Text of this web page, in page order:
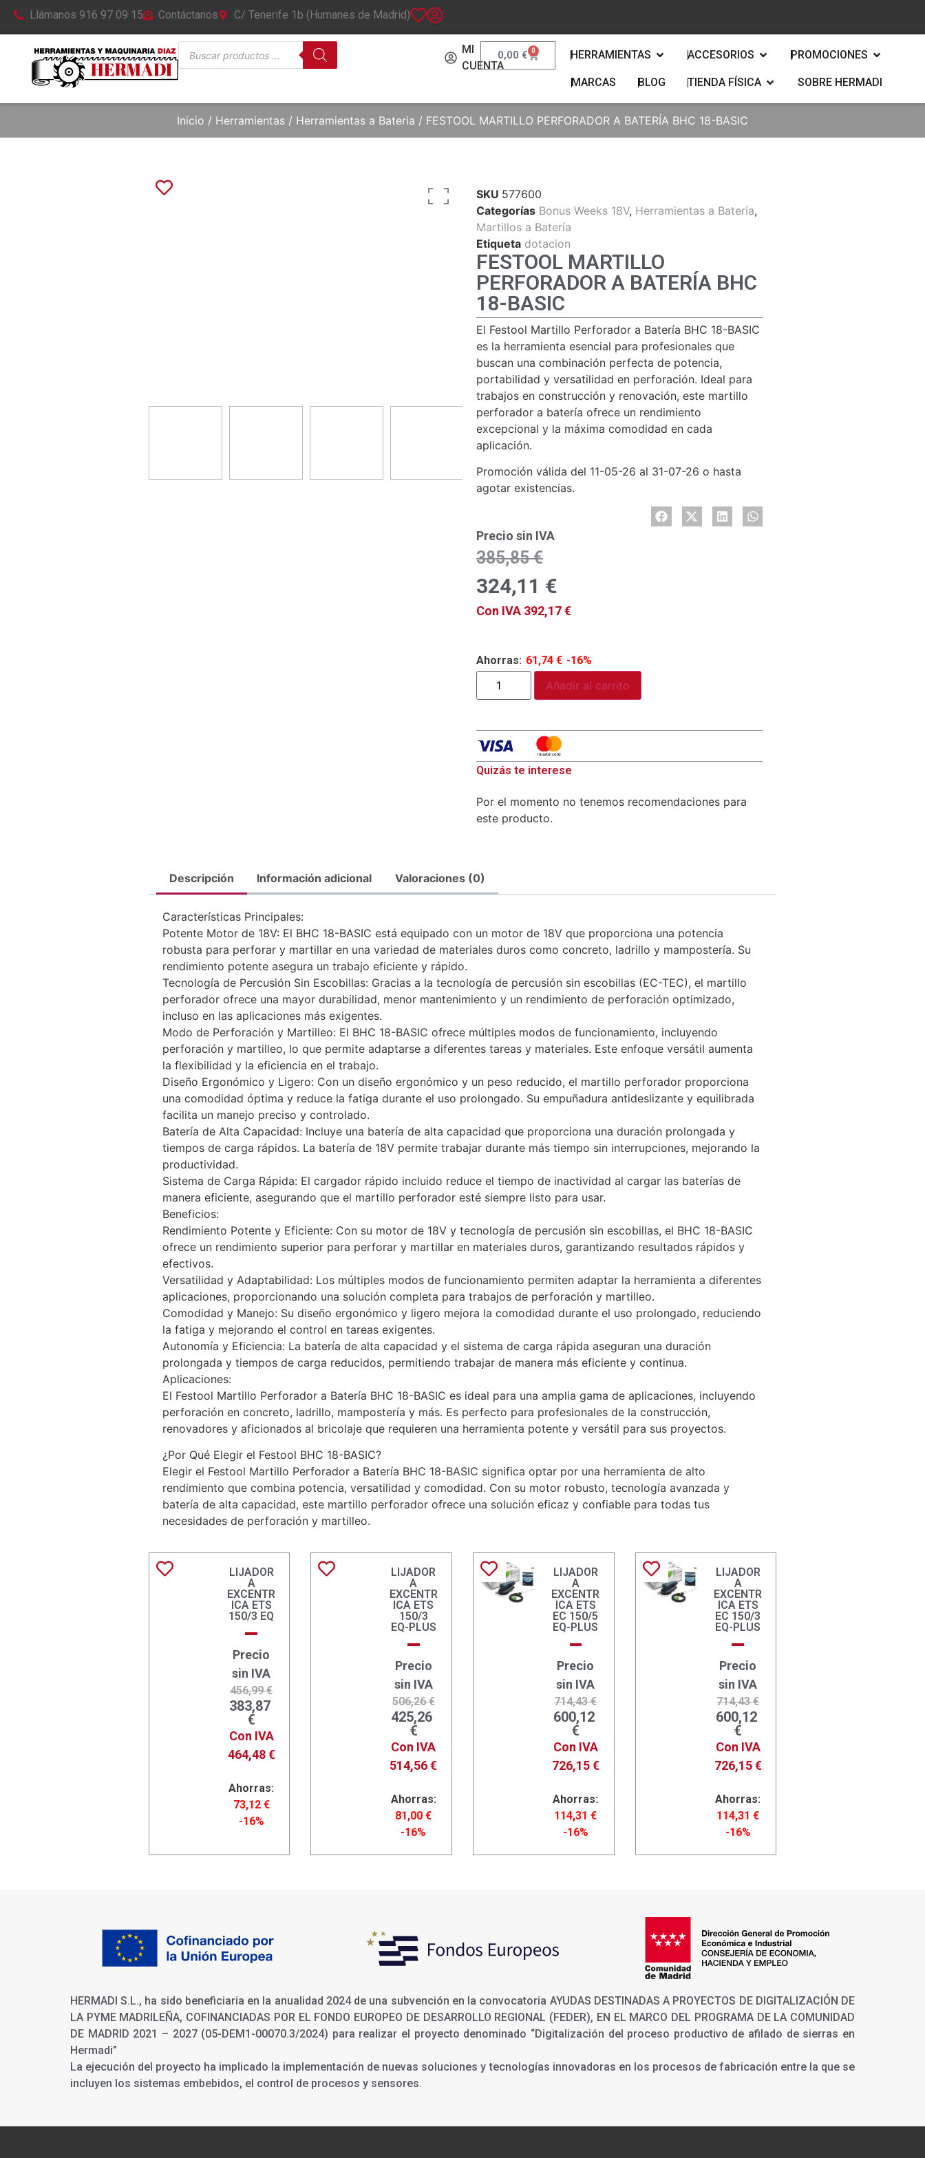
Llámanos 916 97 09 15 Contáctanos C/ Tenerife 1b (Humanes de Madrid)
MI
CUENTA
0,00 € 0 HERRAMIENTAS ACCESORIOS PROMOCIONES
MARCAS BLOG TIENDA FÍSICA SOBRE HERMADI
Inicio / Herramientas / Herramientas a Bateria / FESTOOL MARTILLO PERFORADOR A BATERÍA BHC 18-BASIC
SKU 577600
Categorías Bonus Weeks 18V, Herramientas a Bateria,
Martillos a Batería
Etiqueta dotacion
FESTOOL MARTILLO
PERFORADOR A BATERÍA BHC
18-BASIC
El Festool Martillo Perforador a Batería BHC 18-BASIC
es la herramienta esencial para profesionales que
buscan una combinación perfecta de potencia,
portabilidad y versatilidad en perforación. Ideal para
trabajos en construcción y renovación, este martillo
perforador a batería ofrece un rendimiento
excepcional y la máxima comodidad en cada
aplicación.
Promoción válida del 11-05-26 al 31-07-26 o hasta
agotar existencias.
Precio sin IVA
385,85€
324,11 €
Con IVA 392,17€
Ahorras: 61,74 € -16%
Añadir al carrito
Quizás te interese
Por el momento no tenemos recomendaciones para
este producto.
Descripción Información adicional Valoraciones (0)
Características Principales:
Potente Motor de 18V: El BHC 18-BASIC está equipado con un motor de 18V que proporciona una potencia
robusta para perforar y martillar en una variedad de materiales duros como concreto, ladrillo y mampostería. Su
rendimiento potente asegura un trabajo eficiente y rápido.
Tecnología de Percusión Sin Escobillas: Gracias a la tecnología de percusión sin escobillas (EC-TEC), el martillo
perforador ofrece una mayor durabilidad, menor mantenimiento y un rendimiento de perforación optimizado,
incluso en las aplicaciones más exigentes.
Modo de Perforación y Martilleo: El BHC 18-BASIC ofrece múltiples modos de funcionamiento, incluyendo
perforación y martilleo, lo que permite adaptarse a diferentes tareas y materiales. Este enfoque versátil aumenta
la flexibilidad y la eficiencia en el trabajo.
Diseño Ergonómico y Ligero: Con un diseño ergonómico y un peso reducido, el martillo perforador proporciona
una comodidad óptima y reduce la fatiga durante el uso prolongado. Su empuñadura antideslizante y equilibrada
facilita un manejo preciso y controlado.
Batería de Alta Capacidad: Incluye una batería de alta capacidad que proporciona una duración prolongada y
tiempos de carga rápidos. La batería de 18V permite trabajar durante más tiempo sin interrupciones, mejorando la
productividad.
Sistema de Carga Rápida: El cargador rápido incluido reduce el tiempo de inactividad al cargar las baterías de
manera eficiente, asegurando que el martillo perforador esté siempre listo para usar.
Beneficios:
Rendimiento Potente y Eficiente: Con su motor de 18V y tecnología de percusión sin escobillas, el BHC 18-BASIC
ofrece un rendimiento superior para perforar y martillar en materiales duros, garantizando resultados rápidos y
efectivos.
Versatilidad y Adaptabilidad: Los múltiples modos de funcionamiento permiten adaptar la herramienta a diferentes
aplicaciones, proporcionando una solución completa para trabajos de perforación y martilleo.
Comodidad y Manejo: Su diseño ergonómico y ligero mejora la comodidad durante el uso prolongado, reduciendo
la fatiga y mejorando el control en tareas exigentes.
Autonomía y Eficiencia: La batería de alta capacidad y el sistema de carga rápida aseguran una duración
prolongada y tiempos de carga reducidos, permitiendo trabajar de manera más eficiente y continua.
Aplicaciones:
El Festool Martillo Perforador a Batería BHC 18-BASIC es ideal para una amplia gama de aplicaciones, incluyendo
perforación en concreto, ladrillo, mampostería y más. Es perfecto para profesionales de la construcción,
renovadores y aficionados al bricolaje que requieren una herramienta potente y versátil para sus proyectos.
¿Por Qué Elegir el Festool BHC 18-BASIC?
Elegir el Festool Martillo Perforador a Batería BHC 18-BASIC significa optar por una herramienta de alto
rendimiento que combina potencia, versatilidad y comodidad. Con su motor robusto, tecnología avanzada y
batería de alta capacidad, este martillo perforador ofrece una solución eficaz y confiable para todas tus
necesidades de perforación y martilleo.
LIJADOR
A
EXCENTR
ICA ETS
150/3 EQ
Precio
sin IVA
456,99€
383,87
€
Con IVA
464,48€
Ahorras:
73,12 €
-16%
LIJADOR
A
EXCENTR
ICA ETS
150/3
EQ-PLUS
Precio
sin IVA
506,26€
425,26
€
Con IVA
514,56€
Ahorras:
81,00€
-16%
LIJADOR
A
EXCENTR
ICA ETS
EC 150/5
EQ-PLUS
Precio
sin IVA
714,43€
600,12
€
Con IVA
726,15€
Ahorras:
114,31€
-16%
LIJADOR
A
EXCENTR
ICA ETS
EC 150/3
EQ-PLUS
Precio
sin IVA
714,43€
600,12
€
Con IVA
726,15€
Ahorras:
114,31€
-16%
HERMADI S.L., ha sido beneficiaria en la anualidad 2024 de una subvención en la convocatoria AYUDAS DESTINADAS A PROYECTOS DE DIGITALIZACIÓN DE
LA PYME MADRILEÑA, COFINANCIADAS POR EL FONDO EUROPEO DE DESARROLLO REGIONAL (FEDER), EN EL MARCO DEL PROGRAMA DE LA COMUNIDAD
DE MADRID 2021 – 2027 (05-DEM1-00070.3/2024) para realizar el proyecto denominado “Digitalización del proceso productivo de afilado de sierras en
Hermadi”
La ejecución del proyecto ha implicado la implementación de nuevas soluciones y tecnologías innovadoras en los procesos de fabricación entre la que se
incluyen los sistemas embebidos, el control de procesos y sensores.